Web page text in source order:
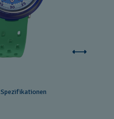
Spezifikationen